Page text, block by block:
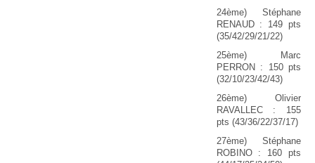
24ème) Stéphane
RENAUD : 149 pts
(35/42/29/21/22)
25ème) Marc
PERRON : 150 pts
(32/10/23/42/43)
26ème) Olivier
RAVALLEC : 155
pts (43/36/22/37/17)
27ème) Stéphane
ROBINO : 160 pts